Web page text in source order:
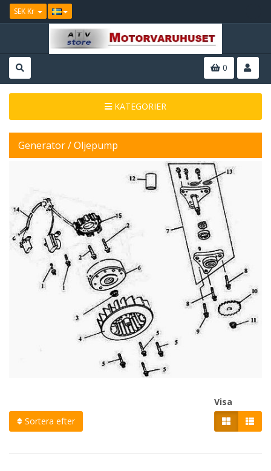
SEK Kr
0
KATEGORIER
Generator / Oljepump
Sortera efter
Visa